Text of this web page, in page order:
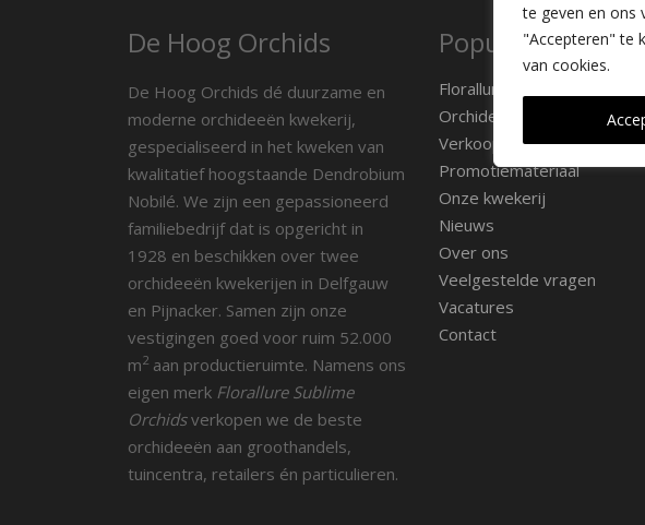
te geven en ons
"Accepteren" te
van cookies.
De Hoog Orchids
De Hoog Orchids dé duurzame en
moderne orchideeën kwekerij,
gespecialiseerd in het kweken van
kwalitatief hoogstaande Dendrobium
Nobilé. We zijn een gepassioneerd
familiebedrijf dat is opgericht in
1928 en beschikken over twee
orchideeën kwekerijen in Delfgauw
en Pijnacker. Samen zijn onze
vestigingen goed voor ruim 52.000
m2 aan productieruimte. Namens ons
eigen merk Florallure Sublime
Orchidsverkopen we de beste
orchideeën aan groothandels,
tuincentra, retailers én particulieren.
Populaire
Florallure
Orchidee soorten
Verkooppunten
Promotiemateriaal
Onze kwekerij
Nieuws
Over ons
Veelgestelde vragen
Vacatures
Contact